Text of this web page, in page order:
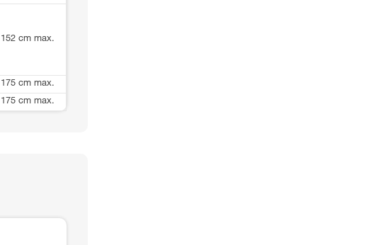
152 cm max.
175 cm max.
175 cm max.